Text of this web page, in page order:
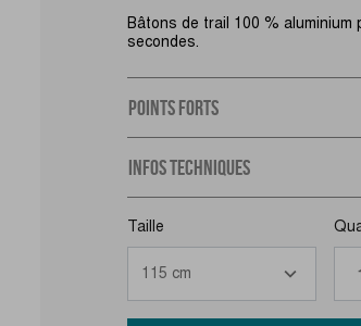
Bâtons de trail 100 % aluminium
secondes.
POINTS FORTS
INFOS TECHNIQUES
Taille